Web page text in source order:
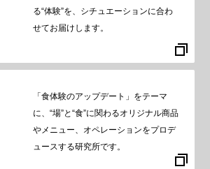
る“体験”を、シチュエーションに合わ
せてお届けします。
「食体験のアップデート」をテーマ
に、“場”と“食”に関わるオリジナル商品
やメニュー、オペレーションをプロデ
ュースする研究所です。